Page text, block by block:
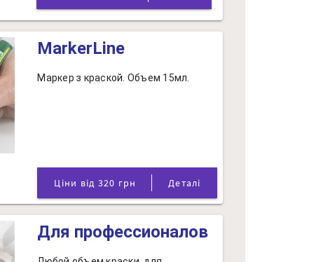
MarkerLine
Маркер з краской. Объем 15мл.
Ціни від 320 грн Деталі
Для профессионалов